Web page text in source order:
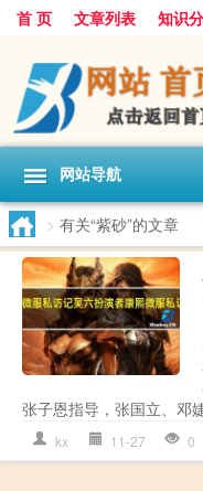
首 页 文章列表 知识
网站导航
> 有关“紫砂”的文章
张子恩指导，张国立、邓
kx 11-27 0